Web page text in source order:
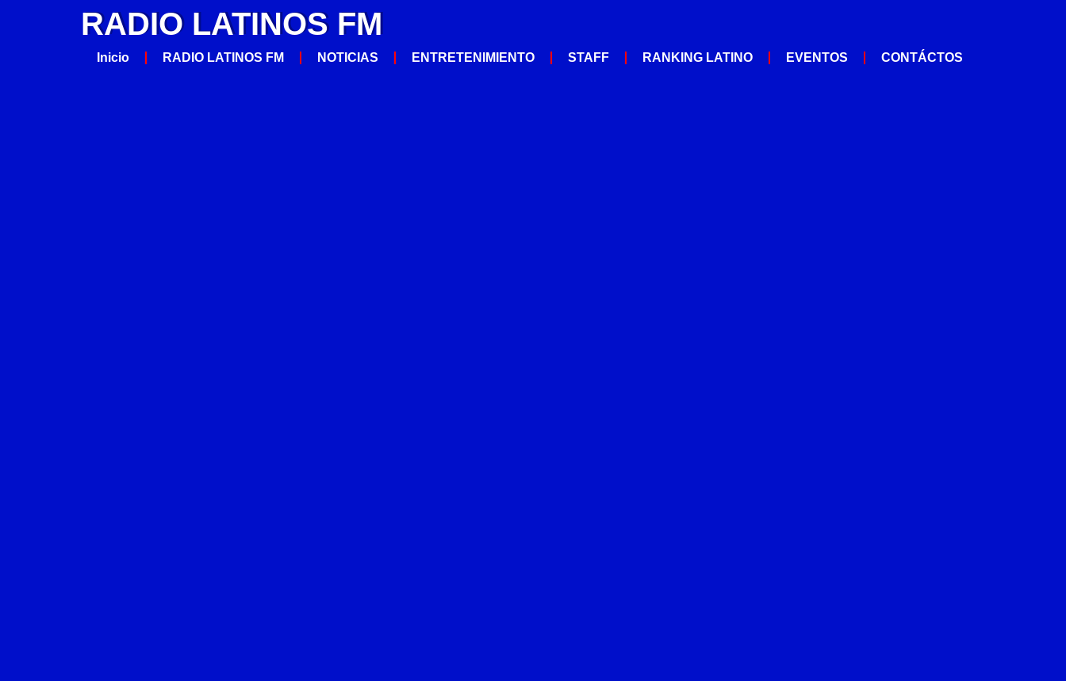
RADIO LATINOS FM
Inicio RADIO LATINOS FM NOTICIAS ENTRETENIMIENTO STAFF RANKING LATINO EVENTOS CONTÁCTOS